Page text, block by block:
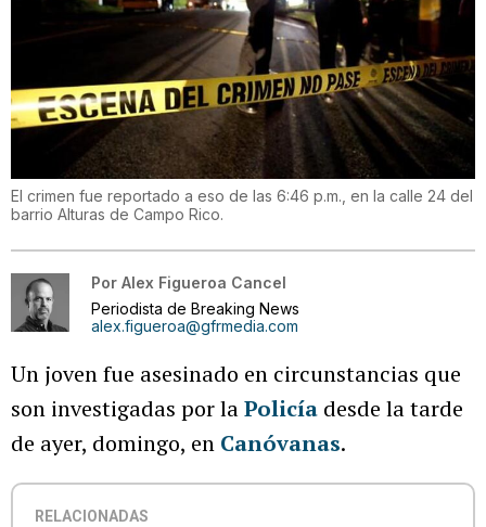
El crimen fue reportado a eso de las 6:46 p.m., en la calle 24 del
barrio Alturas de Campo Rico.
Por Alex Figueroa Cancel
Periodista de Breaking News
alex.figueroa@gfrmedia.com
Un joven fue asesinado en circunstancias que
son investigadas por laPolicía desde la tarde
de ayer, domingo, en Canóvanas.
RELACIONADAS